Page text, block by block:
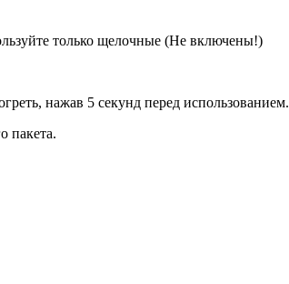
только щелочные (Не включены!)
нажав 5 секунд перед использованием.
пакета.